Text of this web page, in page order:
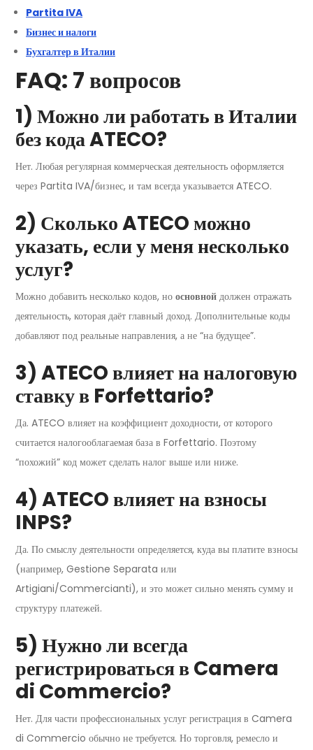
Partita IVA
Бизнес и налоги
Бухгалтер в Италии
FAQ: 7 вопросов
1) Можно ли работать в Италии
без кода ATECO?
Нет. Любая регулярная коммерческая деятельность оформляется
через Partita IVA/бизнес, и там всегда указывается ATECO.
2) Сколько ATECO можно
указать, если у меня несколько
услуг?
Можно добавить несколько кодов, но основной должен отражать
деятельность, которая даёт главный доход. Дополнительные коды
добавляют под реальные направления, а не “на будущее”.
3) ATECO влияет на налоговую
ставку в Forfettario?
Да. ATECO влияет на коэффициент доходности, от которого
считается налогооблагаемая база в Forfettario. Поэтому
“похожий” код может сделать налог выше или ниже.
4) ATECO влияет на взносы
INPS?
Да. По смыслу деятельности определяется, куда вы платите взносы
(например, Gestione Separata или
Artigiani/Commercianti), и это может сильно менять сумму и
структуру платежей.
5) Нужно ли всегда
регистрироваться в Camera
di Commercio?
Нет. Для части профессиональных услуг регистрация в Camera
di Commercio обычно не требуется. Но торговля, ремесло и